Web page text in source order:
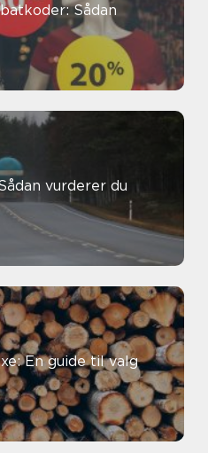
Sådan
vurderer du
En guide til valg